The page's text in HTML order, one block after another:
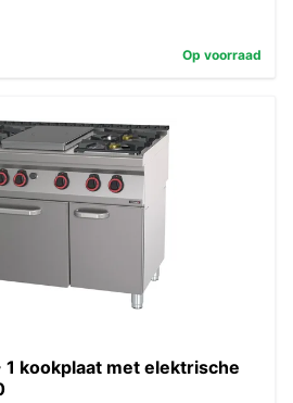
Op voorraad
kookplaat met elektrische